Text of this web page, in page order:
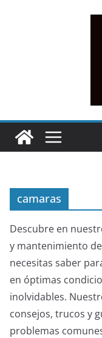
camaras
Descubre en
y mantenimiento
necesitas saber
en óptimas
inolvidables.
consejos, trucos y
problemas